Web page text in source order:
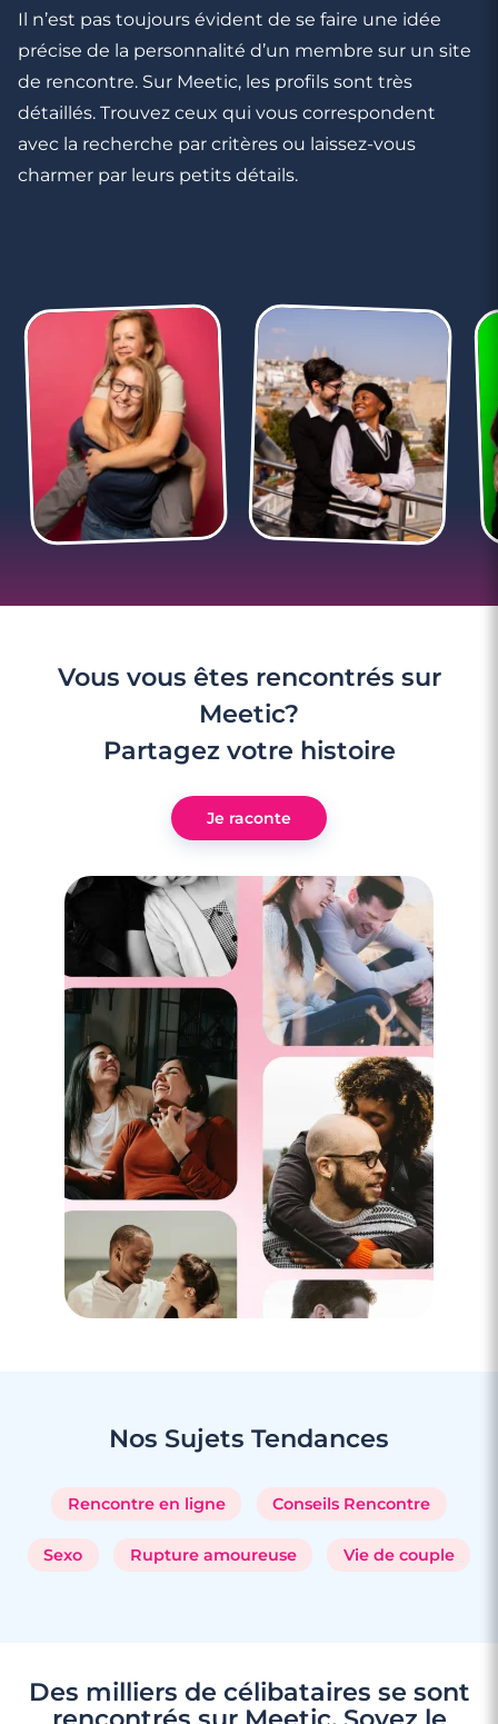
Rencontrer des célibataires gay à
Freyming-Merlebach
3 minutes
Rencontrer des célibataires gay à Saint-
Avold
3 minutes
Rencontrer des célibataires gay à Saint-
Louis
Rencontrer des célibataires gay à
Il n’est pas toujours évident de se faire une idée
précise de la personnalité d’un membre sur un site
de rencontre. Sur Meetic, les profils sont très
détaillés. Trouvez ceux qui vous correspondent
avec la recherche par critères ou laissez-vous
charmer par leurs petits détails.
Vous vous êtes rencontrés sur
Meetic?
Partagez votre histoire
Je raconte
Nos Sujets Tendances
Rencontre en ligne Conseils Rencontre
Sexo Rupture amoureuse Vie de couple
Des milliers de célibataires se sont